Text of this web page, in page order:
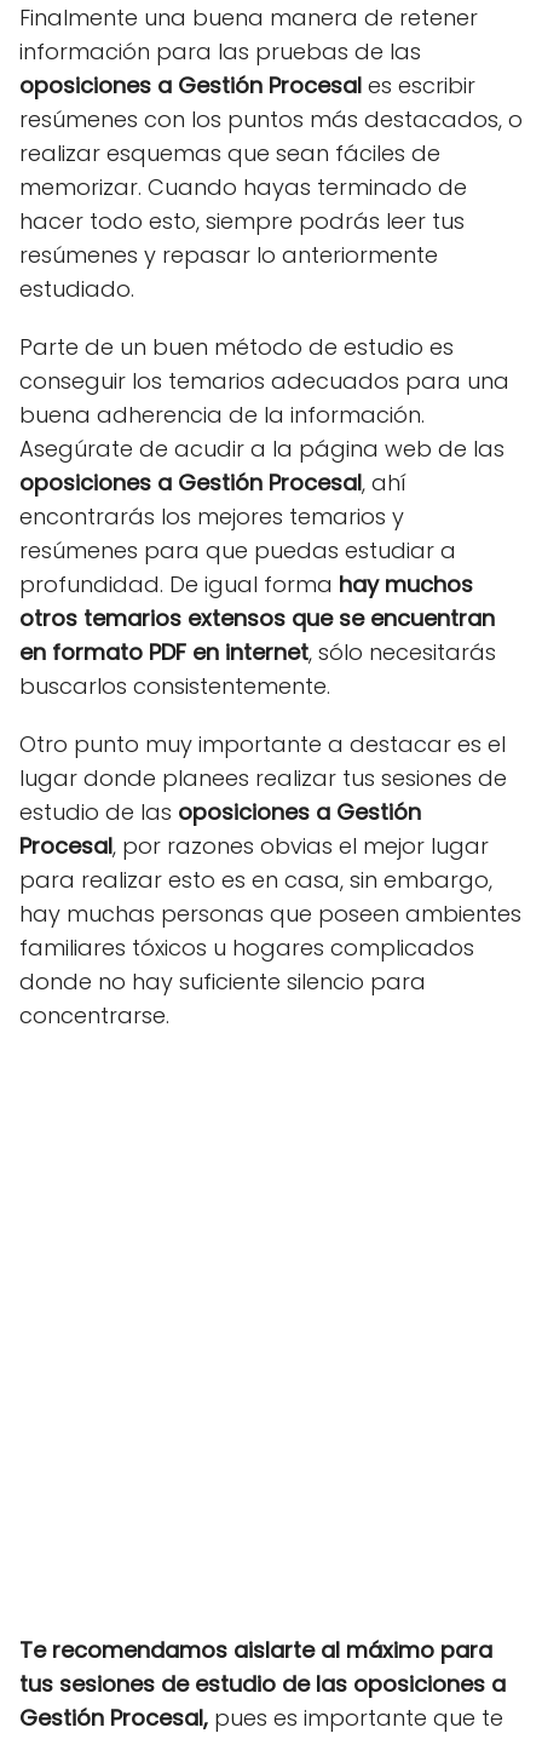
Finalmente una buena manera de retener
información para las pruebas de las
oposiciones a Gestión Procesal es escribir
resúmenes con los puntos más destacados, o
realizar esquemas que sean fáciles de
memorizar. Cuando hayas terminado de
hacer todo esto, siempre podrás leer tus
resúmenes y repasar lo anteriormente
estudiado.
Parte de un buen método de estudio es
conseguir los temarios adecuados para una
buena adherencia de la información.
Asegúrate de acudir a la página web de las
oposiciones a Gestión Procesal, ahí
encontrarás los mejores temarios y
resúmenes para que puedas estudiar a
profundidad. De igual forma hay muchos
otros temarios extensos que se encuentran
en formato PDF en internet, sólo necesitarás
buscarlos consistentemente.
Otro punto muy importante a destacar es el
lugar donde planees realizar tus sesiones de
estudio de las oposiciones a Gestión
Procesal, por razones obvias el mejor lugar
para realizar esto es en casa, sin embargo,
hay muchas personas que poseen ambientes
familiares tóxicos u hogares complicados
donde no hay suficiente silencio para
concentrarse.
Te recomendamos aislarte al máximo para
tus sesiones de estudio de las oposiciones a
Gestión Procesal, pues es importante que te